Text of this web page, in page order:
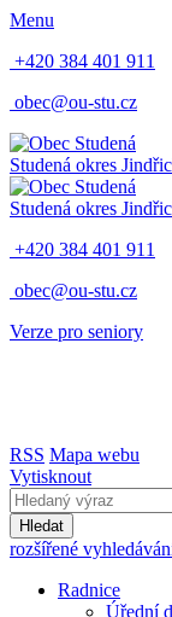
Menu
+420 384 401 911
obec@ou-stu.cz
Studená okres
Studená okres
+420 384 401 911
obec@ou-stu.cz
Verze pro seniory
RSS Mapa webu
Vytisknout
Hledat
rozšířené
Radnice
Úřední